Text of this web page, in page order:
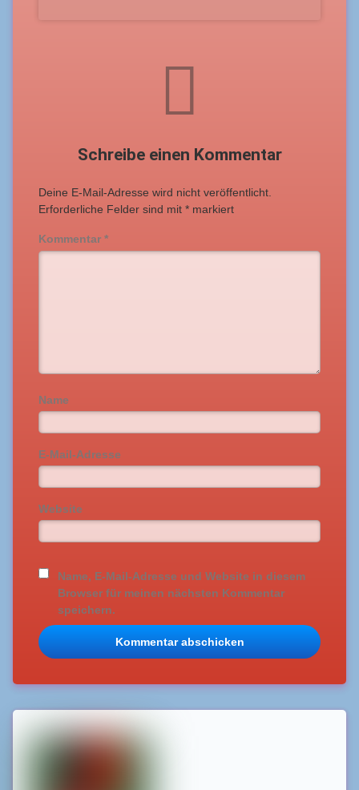
Schreibe einen Kommentar
Deine E-Mail-Adresse wird nicht veröffentlicht.
Erforderliche Felder sind mit * markiert
Kommentar *
Name
E-Mail-Adresse
Website
Name, E-Mail-Adresse und Website in diesem
Browser für meinen nächsten Kommentar
speichern.